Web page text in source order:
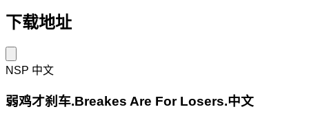
下载地址
NSP 中文
弱鸡才刹车.Breakes Are For Losers.中文